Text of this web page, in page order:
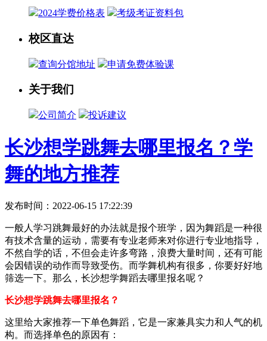
2024学费价格表 考级考证资料包
校区直达
查询分馆地址 申请免费体验课
关于我们
公司简介 投诉建议
长沙想学跳舞去哪里报名？学
舞的地方推荐
发布时间：2022-06-15 17:22:39
一般人学习跳舞最好的办法就是报个班学，因为舞蹈是一种很
有技术含量的运动，需要有专业老师来对你进行专业地指导，
不然自学的话，不但会走许多弯路，浪费大量时间，还有可能
会因错误的动作而导致受伤。而学舞机构有很多，你要好好地
筛选一下。那么，长沙想学舞蹈去哪里报名呢？
长沙想学跳舞去哪里报名？
这里给大家推荐一下单色舞蹈，它是一家兼具实力和人气的机
构。而选择单色的原因有：